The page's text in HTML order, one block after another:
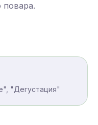
"Дегустация"